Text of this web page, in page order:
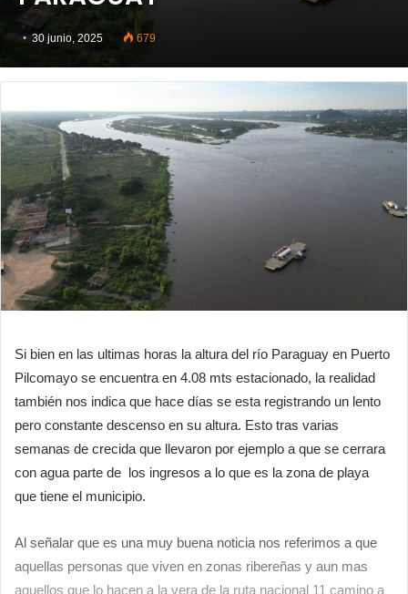
30 junio, 2025 679
Si bien en las ultimas horas la altura del río Paraguay en Puerto
Pilcomayo se encuentra en 4.08 mts estacionado, la realidad
también nos indica que hace días se esta registrando un lento
pero constante descenso en su altura. Esto tras varias
semanas de crecida que llevaron por ejemplo a que se cerrara
con agua parte de los ingresos a lo que es la zona de playa
que tiene el municipio.
Al señalar que es una muy buena noticia nos referimos a que
aquellas personas que viven en zonas ribereñas y aun mas
aquellos que lo hacen a la vera de la ruta nacional 11 camino a